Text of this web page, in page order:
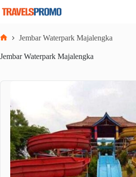
Jembar Waterpark Majalengka
Jembar Waterpark Majalengka